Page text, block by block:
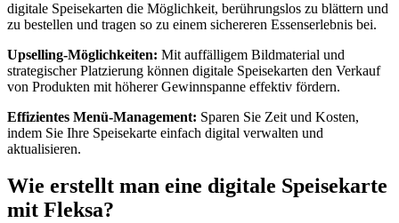
digitale Speisekarten die Möglichkeit, berührungslos zu blättern und
zu bestellen und tragen so zu einem sichereren Essenserlebnis bei.
Upselling-Möglichkeiten: Mit auffälligem Bildmaterial und
strategischer Platzierung können digitale Speisekarten den Verkauf
von Produkten mit höherer Gewinnspanne effektiv fördern.
Effizientes Menü-Management: Sparen Sie Zeit und Kosten,
indem Sie Ihre Speisekarte einfach digital verwalten und
aktualisieren.
Wie erstellt man eine digitale Speisekarte
mit Fleksa?